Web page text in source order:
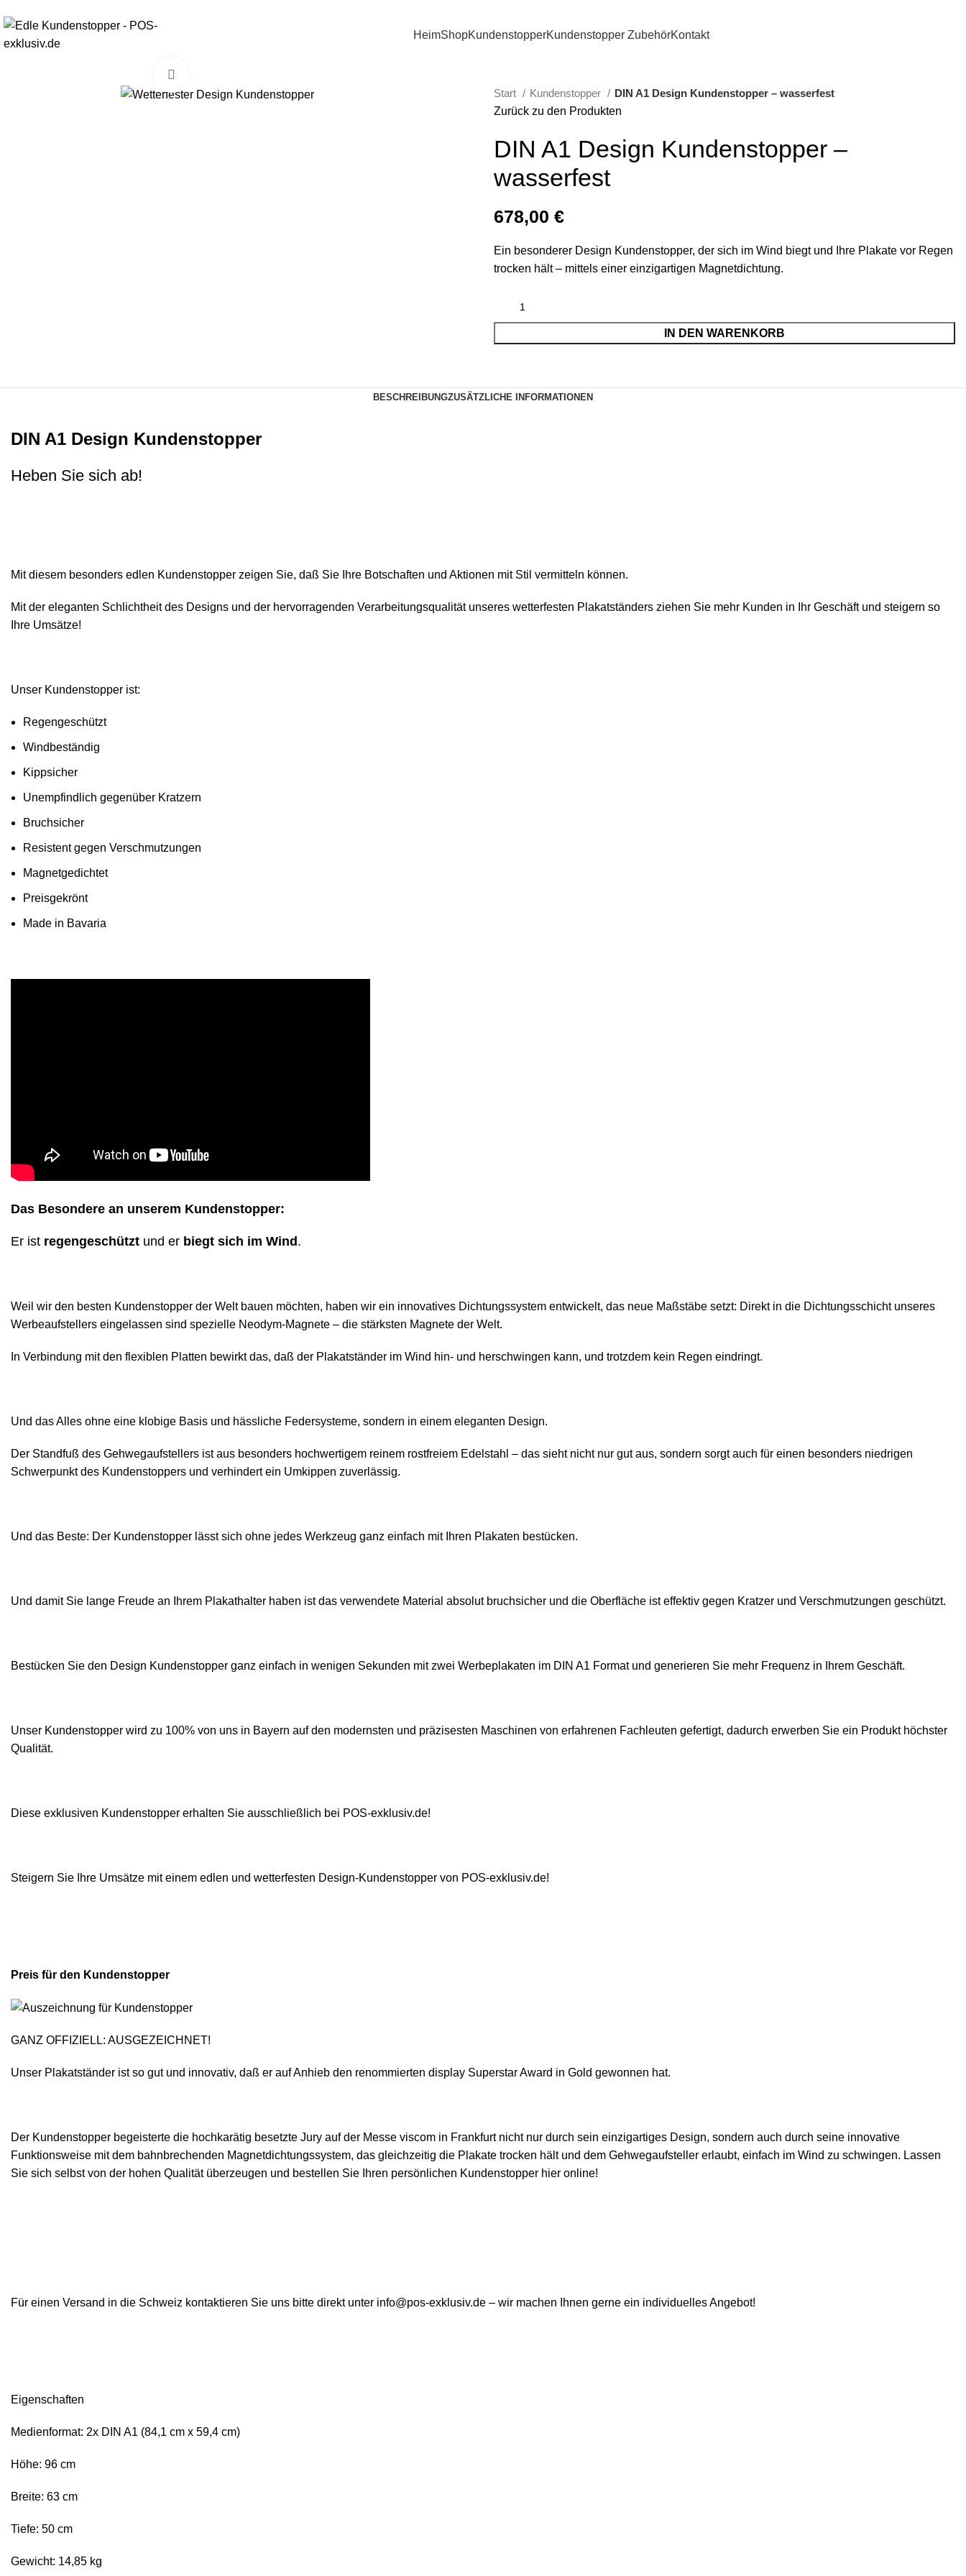
HeimShopKundenstopperKundenstopper ZubehörKontakt
Start Kundenstopper
DIN A1 Design Kundenstopper – wasserfest
Zurück zu den Produkten
DIN A1 Design Kundenstopper –
wasserfest
678,00 €
Ein besonderer Design Kundenstopper, der sich im Wind biegt und Ihre Plakate vor Regen
trocken hält – mittels einer einzigartigen Magnetdichtung.
IN DEN WARENKORB
BESCHREIBUNGZUSÄTZLICHE INFORMATIONEN
DIN A1 Design Kundenstopper
Heben Sie sich ab!
Mit diesem besonders edlen Kundenstopper zeigen Sie, daß Sie Ihre Botschaften und Aktionen mit Stil vermitteln können.
Mit der eleganten Schlichtheit des Designs und der hervorragenden Verarbeitungsqualität unseres wetterfesten Plakatständers ziehen Sie mehr Kunden in Ihr Geschäft und steigern so
Ihre Umsätze!
Unser Kundenstopper ist:
Regengeschützt
Windbeständig
Kippsicher
Unempfindlich gegenüber Kratzern
Bruchsicher
Resistent gegen Verschmutzungen
Magnetgedichtet
Preisgekrönt
Made in Bavaria
Das Besondere an unserem Kundenstopper:
Er ist regengeschützt und er biegt sich im Wind .
Weil wir den besten Kundenstopper der Welt bauen möchten, haben wir ein innovatives Dichtungssystem entwickelt, das neue Maßstäbe setzt: Direkt in die Dichtungsschicht unseres
Werbeaufstellers eingelassen sind spezielle Neodym-Magnete – die stärksten Magnete der Welt.
In Verbindung mit den flexiblen Platten bewirkt das, daß der Plakatständer im Wind hin- und herschwingen kann, und trotzdem kein Regen eindringt.
Und das Alles ohne eine klobige Basis und hässliche Federsysteme, sondern in einem eleganten Design.
Der Standfuß des Gehwegaufstellers ist aus besonders hochwertigem reinem rostfreiem Edelstahl – das sieht nicht nur gut aus, sondern sorgt auch für einen besonders niedrigen
Schwerpunkt des Kundenstoppers und verhindert ein Umkippen zuverlässig.
Und das Beste: Der Kundenstopper lässt sich ohne jedes Werkzeug ganz einfach mit Ihren Plakaten bestücken.
Und damit Sie lange Freude an Ihrem Plakathalter haben ist das verwendete Material absolut bruchsicher und die Oberfläche ist effektiv gegen Kratzer und Verschmutzungen geschützt.
Bestücken Sie den Design Kundenstopper ganz einfach in wenigen Sekunden mit zwei Werbeplakaten im DIN A1 Format und generieren Sie mehr Frequenz in Ihrem Geschäft.
Unser Kundenstopper wird zu 100% von uns in Bayern auf den modernsten und präzisesten Maschinen von erfahrenen Fachleuten gefertigt, dadurch erwerben Sie ein Produkt höchster
Qualität.
Diese exklusiven Kundenstopper erhalten Sie ausschließlich bei POS-exklusiv.de!
Steigern Sie Ihre Umsätze mit einem edlen und wetterfesten Design-Kundenstopper von POS-exklusiv.de!
Preis für den Kundenstopper
GANZ OFFIZIELL: AUSGEZEICHNET!
Unser Plakatständer ist so gut und innovativ, daß er auf Anhieb den renommierten display Superstar Award in Gold gewonnen hat.
Der Kundenstopper begeisterte die hochkarätig besetzte Jury auf der Messe viscom in Frankfurt nicht nur durch sein einzigartiges Design, sondern auch durch seine innovative
Funktionsweise mit dem bahnbrechenden Magnetdichtungssystem, das gleichzeitig die Plakate trocken hält und dem Gehwegaufsteller erlaubt, einfach im Wind zu schwingen. Lassen
Sie sich selbst von der hohen Qualität überzeugen und bestellen Sie Ihren persönlichen Kundenstopper hier online!
Für einen Versand in die Schweiz kontaktieren Sie uns bitte direkt unter info@pos-exklusiv.de – wir machen Ihnen gerne ein individuelles Angebot!
Eigenschaften
Medienformat: 2x DIN A1 (84,1 cm x 59,4 cm)
Höhe: 96 cm
Breite: 63 cm
Tiefe: 50 cm
Gewicht: 14,85 kg